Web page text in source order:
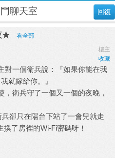
回復
聊天室
★ 看全部
樓主
收藏
一個衛兵說：『如果你能在我
就嫁給你。』
衛兵守了一個又一個的夜晚，
只在陽台下站了一會兒就走
了房裡的Wi-Fi密碼呀！